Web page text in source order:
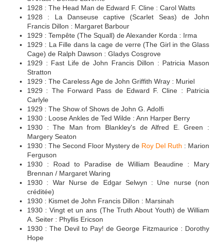
1928 : The Head Man de Edward F. Cline : Carol Watts
1928 : La Danseuse captive (Scarlet Seas) de John
Francis Dillon : Margaret Barbour
1929 : Tempête (The Squall) de Alexander Korda : Irma
1929 : La Fille dans la cage de verre (The Girl in the Glass
Cage) de Ralph Dawson : Gladys Cosgrove
1929 : Fast Life de John Francis Dillon : Patricia Mason
Stratton
1929 : The Careless Age de John Griffith Wray : Muriel
1929 : The Forward Pass de Edward F. Cline : Patricia
Carlyle
1929 : The Show of Shows de John G. Adolfi
1930 : Loose Ankles de Ted Wilde : Ann Harper Berry
1930 : The Man from Blankley's de Alfred E. Green :
Margery Seaton
1930 : The Second Floor Mystery de Roy Del Ruth : Marion
Ferguson
1930 : Road to Paradise de William Beaudine : Mary
Brennan / Margaret Waring
1930 : War Nurse de Edgar Selwyn : Une nurse (non
créditée)
1930 : Kismet de John Francis Dillon : Marsinah
1930 : Vingt et un ans (The Truth About Youth) de William
A. Seiter : Phyllis Ericson
1930 : The Devil to Pay! de George Fitzmaurice : Dorothy
Hope